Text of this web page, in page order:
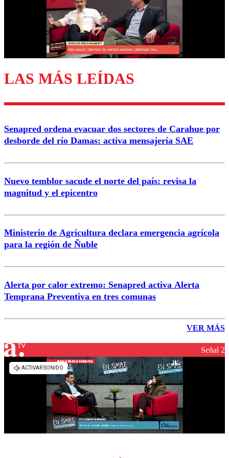
LAS MÁS LEÍDAS
Senapred ordena evacuar dos sectores de Carahue por
desborde del río Damas: activa mensajería SAE
Nuevo temblor sacude el norte del país: revisa la
magnitud y el epicentro
Ministerio de Agricultura declara emergencia agrícola
para la región de Ñuble
Alerta por calor extremo: Senapred activa Alerta
Temprana Preventiva en tres comunas
VER MÁS
Señal 2